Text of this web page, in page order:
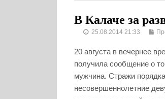
В Калаче за
25.08.2014 21:33
20 августа в вечернее
получила сообщение о
мужчина. Стражи
несовершеннолетние